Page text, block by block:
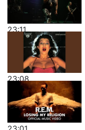
23:11
23:08